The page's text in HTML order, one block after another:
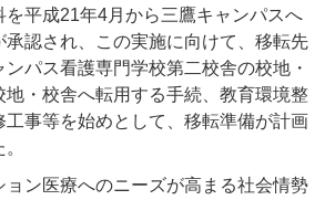
を平成21年4月から三鷹キャンパスへ
承認され、この実施に向けて、移転先
ンパス看護専門学校第二校舎の校地・
地・校舎へ転用する手続、教育環境整
工事等を始めとして、移転準備が計画
ョン医療へのニーズが高まる社会情勢